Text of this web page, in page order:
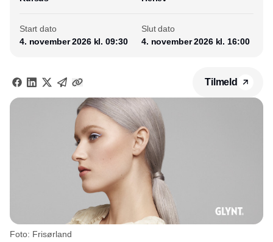
Start dato
4. november 2026 kl. 09:30
Slut dato
4. november 2026 kl. 16:00
Tilmeld
Foto: Frisørland